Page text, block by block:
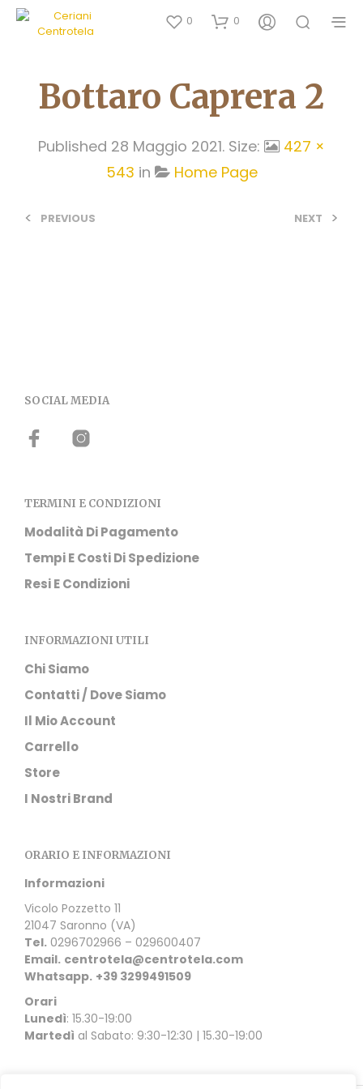
0 0
Bottaro Caprera 2
Published 28 Maggio 2021. Size:
427 ×
543 in Home Page
< PREVIOUS NEXT >
SOCIAL MEDIA
TERMINI E CONDIZIONI
Modalità Di Pagamento
Tempi E Costi Di Spedizione
Resi E Condizioni
INFORMAZIONI UTILI
Chi Siamo
Contatti / Dove Siamo
Il Mio Account
Carrello
Store
I Nostri Brand
ORARIO E INFORMAZIONI
Informazioni
Vicolo Pozzetto 11
21047 Saronno (VA)
Tel. 0296702966 – 029600407
Email. centrotela@centrotela.com
Whatsapp. +39 3299491509
Orari
Lunedì: 15.30-19:00
Martedì al Sabato: 9:30-12:30 | 15.30-19:00